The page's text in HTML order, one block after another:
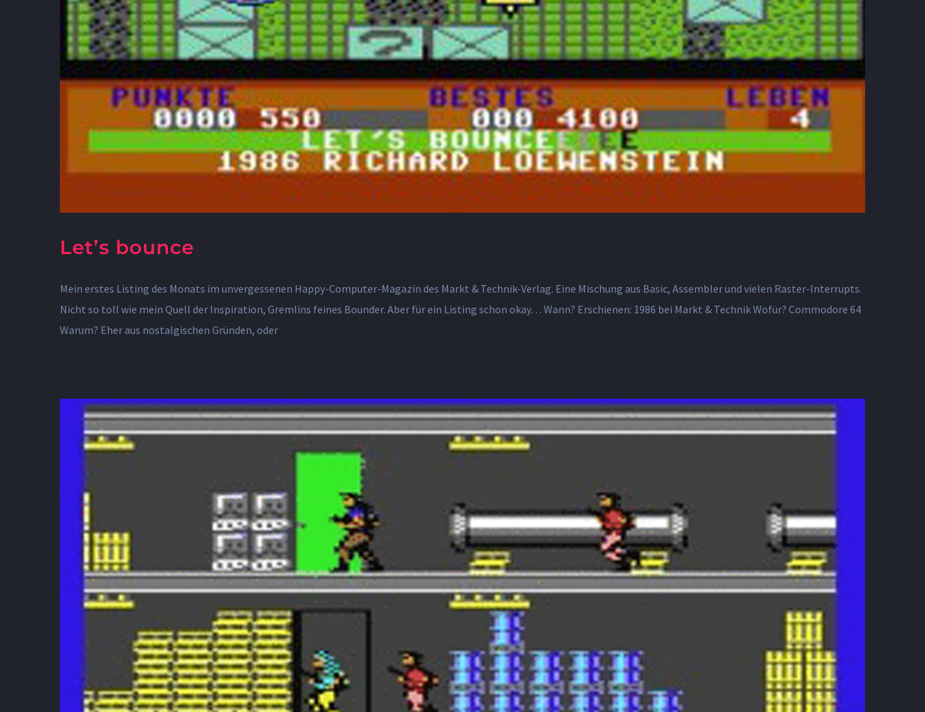
Let’s bounce
Mein erstes Listing des Monats im unvergessenen Happy-Computer-Magazin des Markt & Technik-Verlag. Eine Mischung aus Basic, Assembler und vielen Raster-Interrupts.
Nicht so toll wie mein Quell der Inspiration, Gremlins feines Bounder. Aber für ein Listing schon okay… Wann? Erschienen: 1986 bei Markt & Technik Wofür? Commodore 64
Warum? Eher aus nostalgischen Gründen, oder